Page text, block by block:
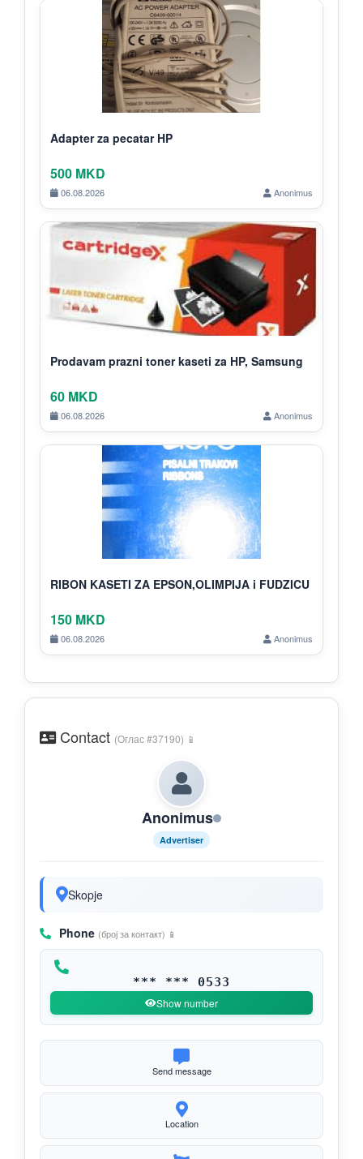
Adapter za pecatar HP
500 MKD
06.08.2026 Anonimus
Prodavam prazni toner kaseti za HP, Samsung
60 MKD
06.08.2026 Anonimus
RIBON KASETI ZA EPSON,OLIMPIJA i FUDZICU
150 MKD
06.08.2026 Anonimus
Contact (Оглас #37190) 📱
Anonimus
Advertiser
Skopje
Phone (број за контакт) 📱
*** *** 0533
Show number
Send message
Location